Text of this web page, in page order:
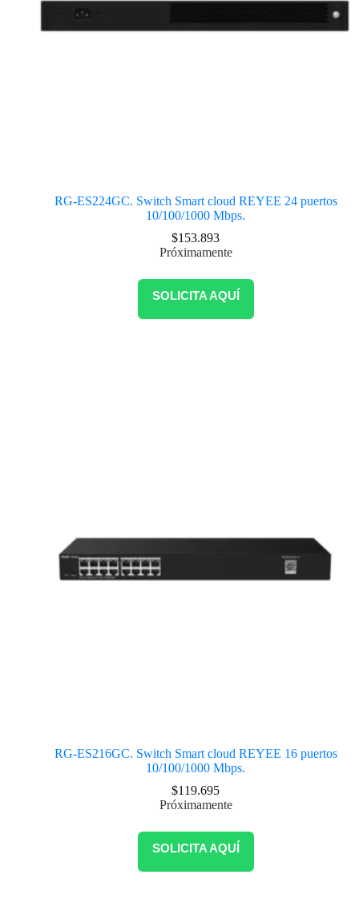
RG-ES224GC. Switch Smart cloud REYEE 24 puertos
10/100/1000 Mbps.
$153.893
Próximamente
SOLICITA AQUÍ
RG-ES216GC. Switch Smart cloud REYEE 16 puertos
10/100/1000 Mbps.
$119.695
Próximamente
SOLICITA AQUÍ